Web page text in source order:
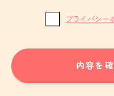
プライバシー
内容を